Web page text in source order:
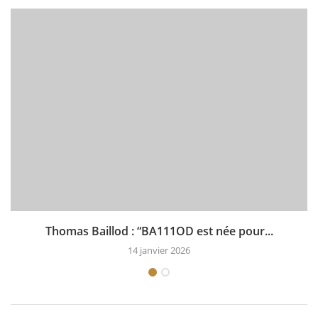
Thomas Baillod : “BA111OD est née pour...
14 janvier 2026